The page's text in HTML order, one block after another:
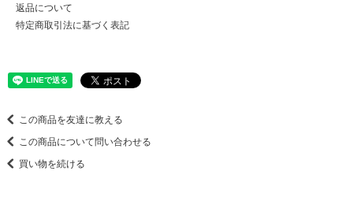
返品について
特定商取引法に基づく表記
この商品を友達に教える
この商品について問い合わせる
買い物を続ける